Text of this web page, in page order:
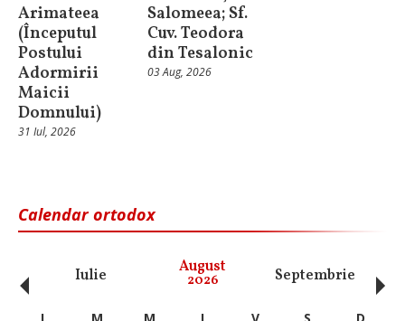
Arimateea
(Începutul
Postului
Adormirii
Maicii
Domnului)
31 Iul, 2026
Salomeea; Sf.
Cuv. Teodora
din Tesalonic
03 Aug, 2026
Calendar ortodox
Iulie August
2026 Septembrie
‹